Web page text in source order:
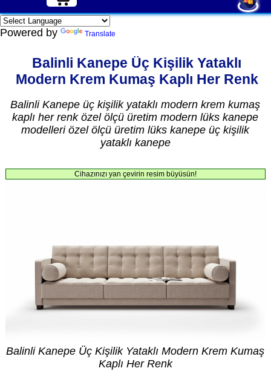
Powered by Translate
Balinli Kanepe Üç Kişilik Yataklı
Modern Krem Kumaş Kaplı Her Renk
Balinli Kanepe üç kişilik yataklı modern krem kumaş
kaplı her renk özel ölçü üretim modern lüks kanepe
modelleri özel ölçü üretim lüks kanepe üç kişilik
yataklı kanepe
Cihazınızı yan çevirin resim büyüsün!
Balinli Kanepe Üç Kişilik Yataklı Modern Krem Kumaş
Kaplı Her Renk